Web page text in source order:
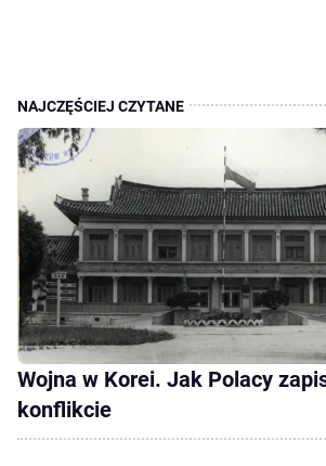
Wojna w Korei. Jak Polacy
konflikcie